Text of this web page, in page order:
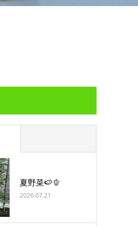
夏野菜🍉🫑
2026.07.21